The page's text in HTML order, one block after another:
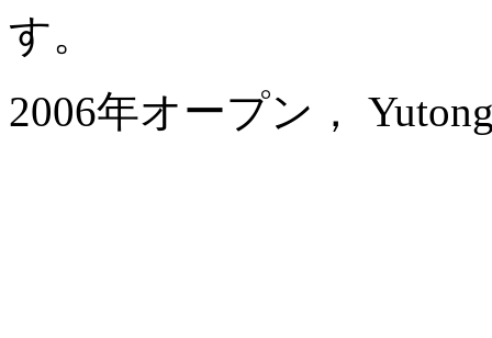
す。
2006年オープン，